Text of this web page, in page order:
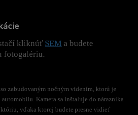
kliknúť SEM a budete
fotogalériu.
zabudovaným nočným videním, ktorú je
Kamera sa inštaluje do nárazníka
vďaka ktorej budete presne vidieť